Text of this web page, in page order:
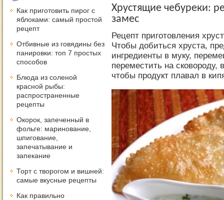
Хрустящие чебуреки:
замес
Рецепт приготовления
Чтобы добиться хруста,
ингредиенты в муку,
переместить на сковороду,
чтобы продукт плавал в
Как приготовить пирог с
яблоками: самый простой
рецепт
Отбивные из говядины без
панировки: топ 7 простых
способов
Блюда из соленой
красной рыбы:
распространенные
рецепты
Окорок, запеченный в
фольге: маринование,
шпигование,
запечатывание и
запекание
Торт с творогом и вишней:
самые вкусные рецепты
Как правильно